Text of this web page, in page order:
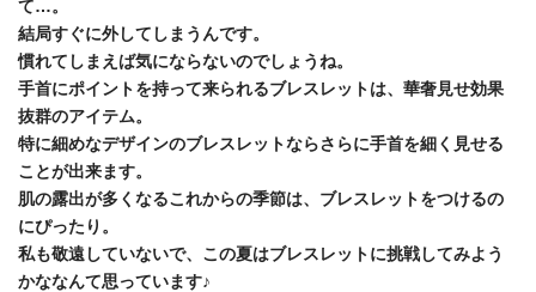
て…。
結局すぐに外してしまうんです。
慣れてしまえば気にならないのでしょうね。
手首にポイントを持って来られるブレスレットは、華奢見せ効果
抜群のアイテム。
特に細めなデザインのブレスレットならさらに手首を細く見せる
ことが出来ます。
肌の露出が多くなるこれからの季節は、ブレスレットをつけるの
にぴったり。
私も敬遠していないで、この夏はブレスレットに挑戦してみよう
かななんて思っています♪